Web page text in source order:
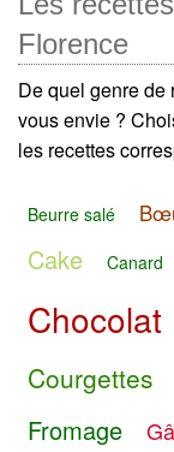
Florence
De quel genre de
vous envie ?
les recettes
Beurre salé
Cake Canard
Chocolat
Courgettes
Fromage